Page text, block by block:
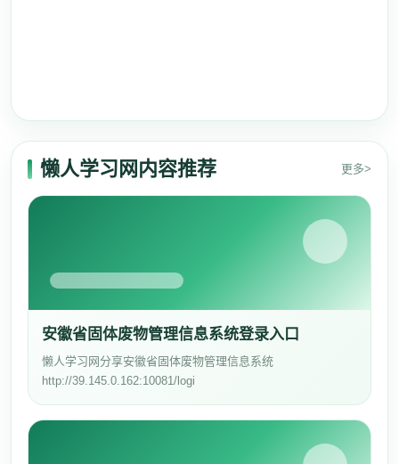
懒人学习网内容推荐 更多>
安徽省固体废物管理信息系统登录入口
懒人学习网分享安徽省固体废物管理信息系统
http://39.145.0.162:10081/logi